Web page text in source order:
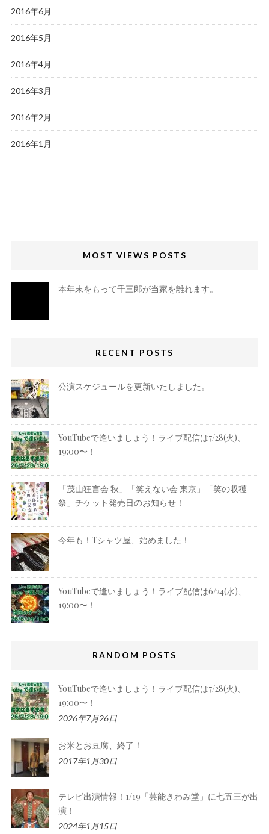
2016年6月
2016年5月
2016年4月
2016年3月
2016年2月
2016年1月
MOST VIEWS POSTS
本年末をもって千三郎が当家を離れます。
RECENT POSTS
公演スケジュールを更新いたしました。
YouTubeで逢いましょう！ライブ配信は7/28(火)、
19:00〜！
「茂山狂言会 秋」「笑えない会 東京」「笑の収穫
祭」チケット発売日のお知らせ！
今年も！Tシャツ屋、始めました！
YouTubeで逢いましょう！ライブ配信は6/24(水)、
19:00〜！
RANDOM POSTS
YouTubeで逢いましょう！ライブ配信は7/28(火)、
19:00〜！
2026年7月26日
お米とお豆腐、終了！
2017年1月30日
テレビ出演情報！1/19「芸能きわみ堂」に七五三が出
演！
2024年1月15日